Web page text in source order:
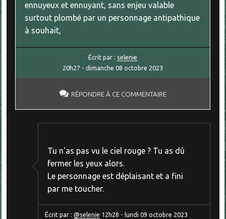
ennuyeux et ennuyant, sans enjeu valable
surtout plombé par un personnage antipathique
à souhait,
Écrit par : selenie
20h27 -dimanche 08 octobre 2023
RÉPONDRE À CE COMMENTAIRE
Tu n'as pas vu le ciel rouge ? Tu as dû
fermer les yeux alors.
Le personnage est déplaisant et a fini
par me toucher.
Écrit par :@selenie 12h28 - lundi 09 octobre 2023